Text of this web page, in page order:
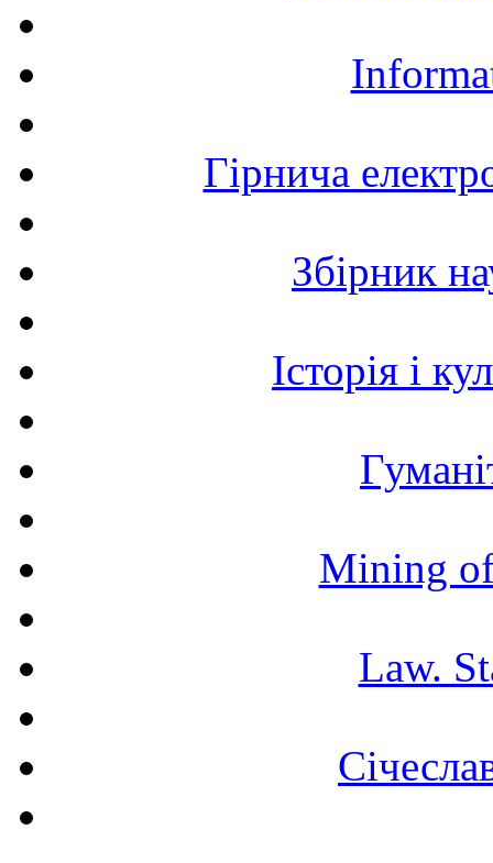
Гірнича
Збірник
Історія і
Mining
Law.